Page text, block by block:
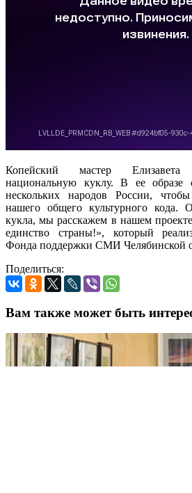
Копейский мастер Елизавета
национальную куклу. В ее образе
нескольких народов России,
нашего общего культурного кода.
кукла, мы расскажем в нашем
единство страны!», который
Фонда поддержки СМИ Челябинской
Поделиться:
Вам также может быть